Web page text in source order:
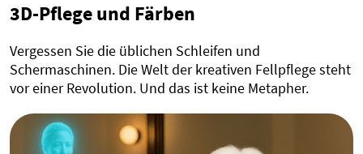
3D-Pflege und Färben
Vergessen Sie die üblichen Schleifen und
Schermaschinen. Die Welt der kreativen Fellpflege steht
vor einer Revolution. Und das ist keine Metapher.